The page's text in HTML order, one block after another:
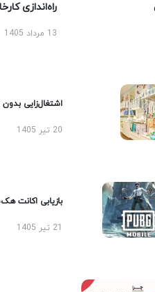
راه‌اندازی
13 مرداد 1405
اشتغال‌زایی بدون
20 تیر 1405
بازیابی اکانت